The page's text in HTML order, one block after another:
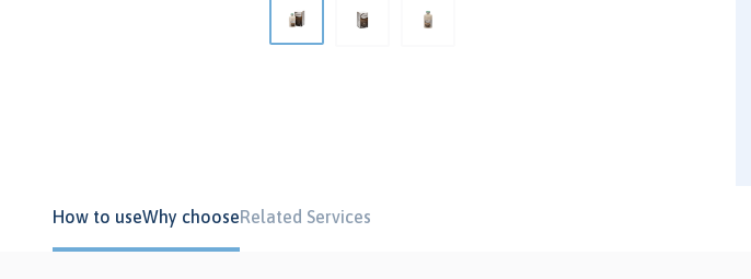
How to useWhy chooseRelated Services